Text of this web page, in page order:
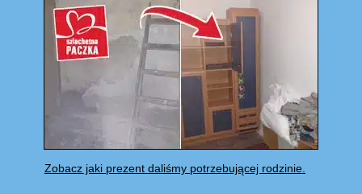
Zobacz jaki prezent daliśmy potrzebującej rodzinie.